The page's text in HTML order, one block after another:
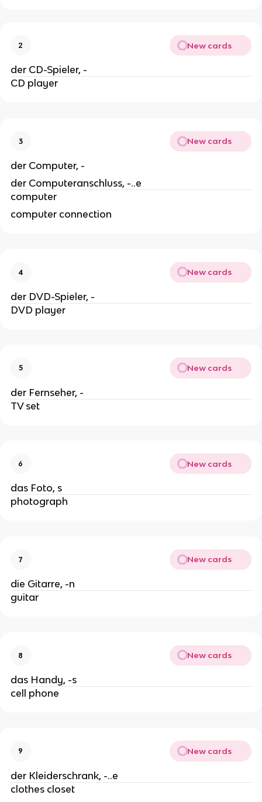
2 New cards
der CD-Spieler, -
CD player
3 New cards
der Computer, -
der Computeranschluss, -..e
computer
computer connection
4 New cards
der DVD-Spieler, -
DVD player
5 New cards
der Fernseher, -
TV set
6 New cards
das Foto, s
photograph
7 New cards
die Gitarre, -n
guitar
8 New cards
das Handy, -s
cell phone
9 New cards
der Kleiderschrank, -..e
clothes closet